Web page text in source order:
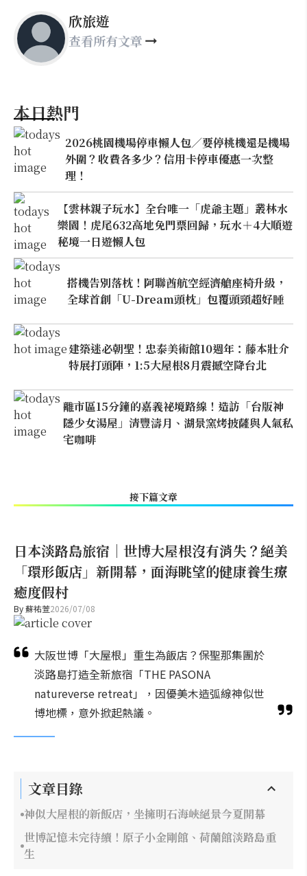
欣旅遊
查看所有文章
本日熱門
2026桃園機場停車懶人包／要停桃機還是機場
外圍？收費各多少？信用卡停車優惠一次整
理！
【雲林親子玩水】全台唯一「虎爺主題」叢林水
樂園！虎尾632高地免門票回歸，玩水＋4大順遊
秘境一日遊懶人包
搭機告別落枕！阿聯酋航空經濟艙座椅升級，
全球首創「U-Dream頭枕」包覆頭頸超好睡
建築迷必朝聖！忠泰美術館10週年：藤本壯介
特展打頭陣，1:5大屋根8月震撼空降台北
離市區15分鐘的嘉義祕境路線！造訪「台版神
隱少女湯屋」清豐濤月、湖景窯烤披薩與人氣私
宅咖啡
接下篇文章
日本淡路島旅宿｜世博大屋根沒有消失？絕美
「環形飯店」新開幕，面海眺望的健康養生療
癒度假村
By蘇祐萱2026/07/08
大阪世博「大屋根」重生為飯店？保聖那集團於
淡路島打造全新旅宿「THE PASONA
natureverse retreat」，因優美木造弧線神似世
博地標，意外掀起熱議。
文章目錄
神似大屋根的新飯店，坐擁明石海峽絕景今夏開幕
世博記憶未完待續！原子小金剛館、荷蘭館淡路島重
生